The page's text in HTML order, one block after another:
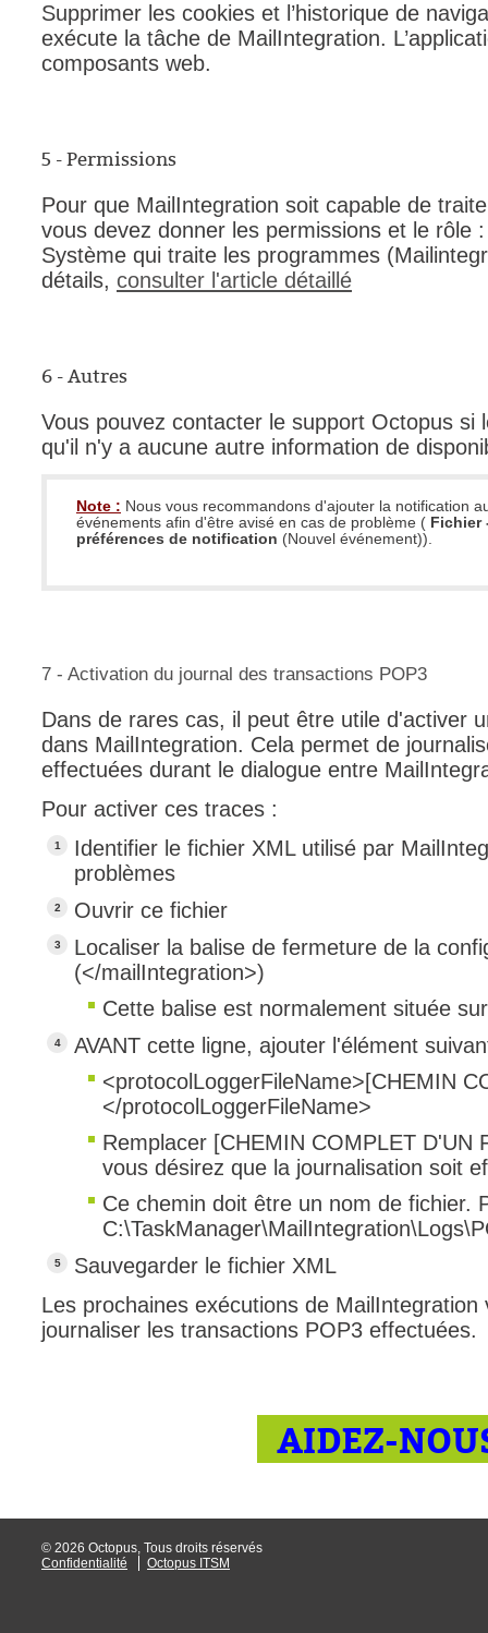
Supprimer les cookies et l’historique de
exécute la tâche de MailIntegration.
composants web.
5 - Permissions
Pour que MailIntegration soit capable de
vous devez donner les permissions et le rôle
Système qui traite les programmes
détails, consulter l'article détaillé
6 - Autres
Vous pouvez contacter le support Octopus si
qu'il n'y a aucune autre information de
Note : Nous vous recommandons d'ajouter la notification
événements afin d'être avisé en cas de problème ( Fichier
préférences de notification (Nouvel événement)).
7 - Activation du journal des transactions POP3
Dans de rares cas, il peut être utile d'activer
dans MailIntegration. Cela permet de
effectuées durant le dialogue entre
Pour activer ces traces :
Identifier le fichier XML utilisé par
problèmes
Ouvrir ce fichier
Localiser la balise de fermeture de la
(</mailIntegration>)
Cette balise est normalement située
AVANT cette ligne, ajouter l'élément
<protocolLoggerFileName>[CHEMIN
</protocolLoggerFileName>
Remplacer [CHEMIN COMPLET D'UN
vous désirez que la journalisation soit
Ce chemin doit être un nom de fichier.
Sauvegarder le fichier XML
Les prochaines exécutions de
journaliser les transactions POP3 effectuées.
AIDEZ-
© 2026 Octopus, Tous droits réservés
Confidentialité
Octopus ITSM